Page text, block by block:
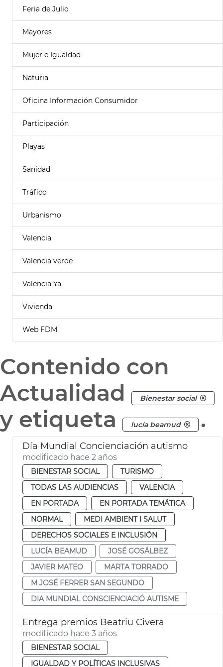
Feria de Julio
Mayores
Mujer e Igualdad
Naturia
Oficina Información Consumidor
Participación
Playas
Sanidad
Tráfico
Urbanismo
Valencia
Valencia verde
Valencia Ya
Vivienda
Web FDM
Contenido con
Actualidad
Bienestar social
y etiqueta lucía beamud .
Día Mundial Concienciación autismo
modificado hace 2 años
BIENESTAR SOCIAL
TURISMO
TODAS LAS AUDIENCIAS
VALENCIA
EN PORTADA
EN PORTADA TEMÁTICA
NORMAL
MEDI AMBIENT I SALUT
DERECHOS SOCIALES E INCLUSIÓN
LUCÍA BEAMUD
JOSÉ GOSÁLBEZ
JAVIER MATEO
MARTA TORRADO
M JOSÉ FERRER SAN SEGUNDO
DIA MUNDIAL CONSCIENCIACIÓ AUTISME
Entrega premios Beatriu Civera
modificado hace 3 años
BIENESTAR SOCIAL
IGUALDAD Y POLÍTICAS INCLUSIVAS